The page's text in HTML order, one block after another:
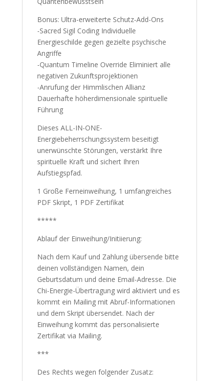
Bonus: Ultra-erweiterte Schutz-Add-Ons
-Sacred Sigil Coding Individuelle
Energieschilde gegen gezielte psychische
Angriffe
-Quantum Timeline Override Eliminiert alle
negativen Zukunftsprojektionen
-Anrufung der Himmlischen Allianz
Dauerhafte höherdimensionale spirituelle
Führung
Dieses ALL-IN-ONE-
Energiebeherrschungssystem beseitigt
unerwünschte Störungen, verstärkt Ihre
spirituelle Kraft und sichert Ihren
Aufstiegspfad.
1 Große Ferneinweihung, 1 umfangreiches
PDF Skript, 1 PDF Zertifikat
*****
Ablauf der Einweihung/Initiierung:
Nach dem Kauf und Zahlung übersende bitte
deinen vollständigen Namen, dein
Geburtsdatum und deine Email-Adresse. Die
Chi-Energie-Übertragung wird aktiviert und es
kommt ein Mailing mit Abruf-Informationen
und dem Skript übersendet. Nach der
Einweihung kommt das personalisierte
Zertifikat via Mailing.
***
Des Rechts wegen folgender Zusatz: